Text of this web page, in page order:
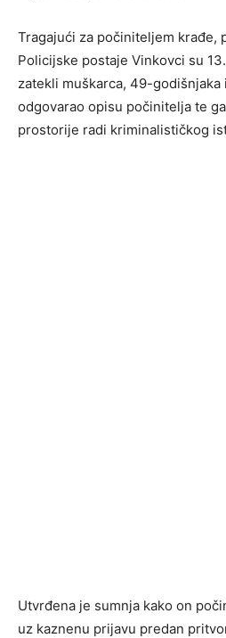
Tragajući za počiniteljem krađe,
Policijske postaje Vinkovci su
zatekli muškarca, 49-godišnjaka
odgovarao opisu počinitelja te
prostorije radi kriminalističkog
Utvrđena je sumnja kako on
uz kaznenu prijavu predan